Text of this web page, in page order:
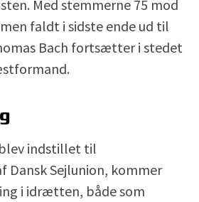
Med stemmerne 75 mod
faldt i sidste ende ud til
Bach fortsætter i stedet
indstillet til
Dansk Sejlunion, kommer
i idrætten, både som